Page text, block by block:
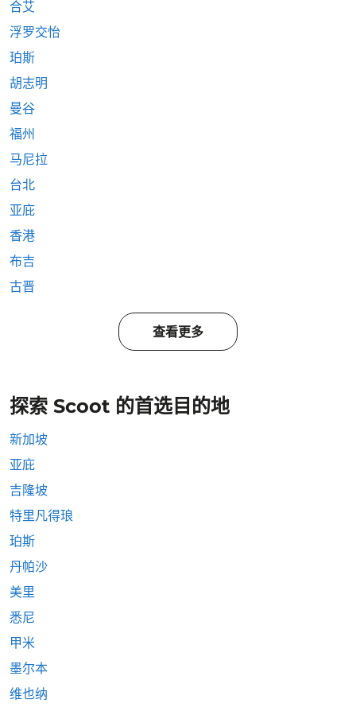
合艾
浮罗交怡
珀斯
胡志明
曼谷
福州
马尼拉
台北
亚庇
香港
布吉
古晋
查看更多
探索 Scoot 的首选目的地
新加坡
亚庇
吉隆坡
特里凡得琅
珀斯
丹帕沙
美里
悉尼
甲米
墨尔本
维也纳